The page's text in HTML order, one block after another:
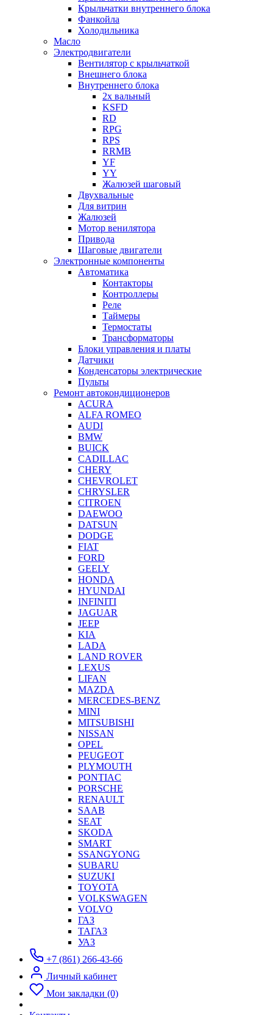
Крыльчатки внутреннего блока
Фанкойла
Холодильника
Масло
Электродвигатели
Вентилятор с крыльчаткой
Внешнего блока
Внутреннего блока
2х вальный
KSFD
RD
RPG
RPS
RRMB
YF
YY
Жалюзей шаговый
Двухвальные
Для витрин
Жалюзей
Мотор венилятора
Привода
Шаговые двигатели
Электронные компоненты
Автоматика
Контакторы
Контроллеры
Реле
Таймеры
Термостаты
Трансформаторы
Блоки управления и платы
Датчики
Конденсаторы электрические
Пульты
Ремонт автокондиционеров
ACURA
ALFA ROMEO
AUDI
BMW
BUICK
CADILLAC
CHERY
CHEVROLET
CHRYSLER
CITROEN
DAEWOO
DATSUN
DODGE
FIAT
FORD
GEELY
HONDA
HYUNDAI
INFINITI
JAGUAR
JEEP
KIA
LADA
LAND ROVER
LEXUS
LIFAN
MAZDA
MERCEDES-BENZ
MINI
MITSUBISHI
NISSAN
OPEL
PEUGEOT
PLYMOUTH
PONTIAC
PORSCHE
RENAULT
SAAB
SEAT
SKODA
SMART
SSANGYONG
SUBARU
SUZUKI
TOYOTA
VOLKSWAGEN
VOLVO
ГАЗ
ТАГАЗ
УАЗ
+7 (861) 266-43-66
Личный кабинет
Мои закладки (0)